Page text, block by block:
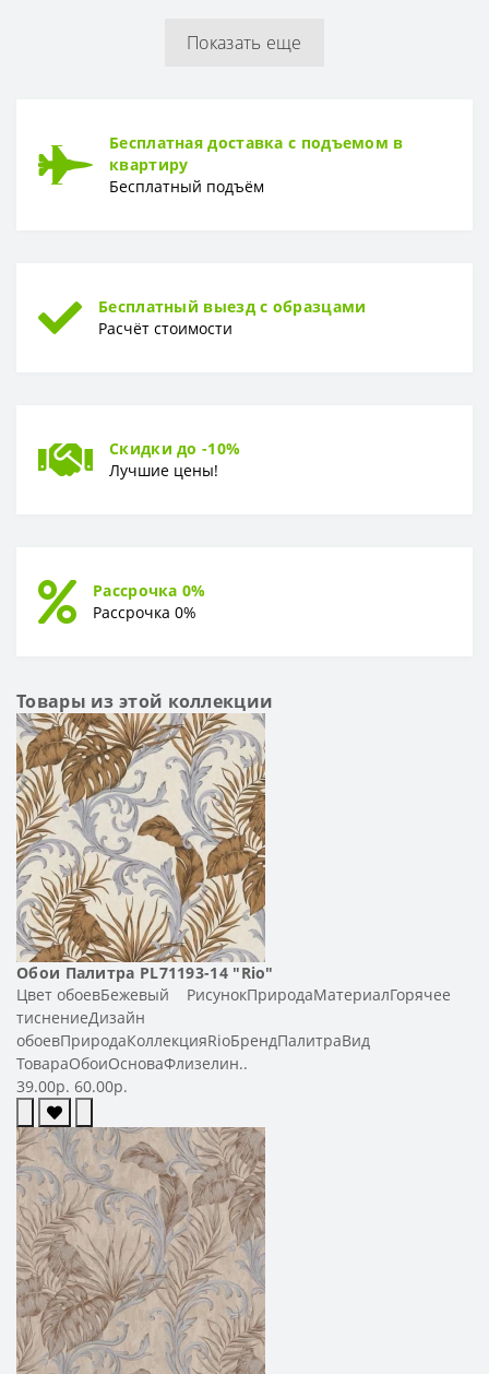
Тип Горячее тиснение
Показать еще
Бесплатная доставка с подъемом в
квартиру
Бесплатный подъём
Бесплатный выезд с образцами
Расчёт стоимости
Скидки до -10%
Лучшие цены!
Рассрочка 0%
Рассрочка 0%
Товары из этой коллекции
Обои Палитра PL71193-14 "Rio"
Цвет обоевБежевый РисунокПриродаМатериалГорячее
тиснениеДизайн
обоевПриродаКоллекцияRioБрендПалитраВид
ТовараОбоиОсноваФлизелин..
39.00р. 60.00р.